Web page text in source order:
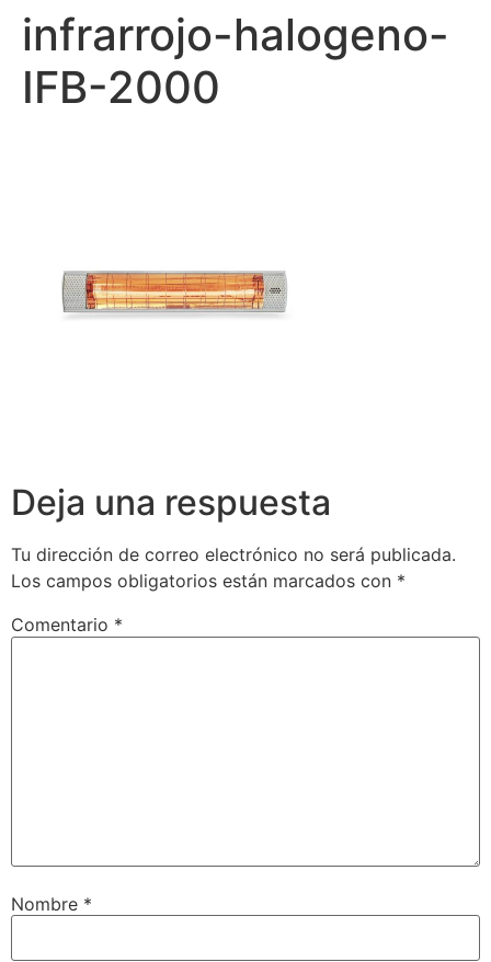
infrarrojo-halogeno-
IFB-2000
Deja una respuesta
Tu dirección de correo electrónico no será publicada.
Los campos obligatorios están marcados con *
Comentario *
Nombre *